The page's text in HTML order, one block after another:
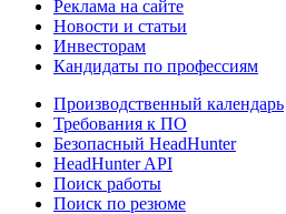
Реклама на сайте
Новости и статьи
Инвесторам
Кандидаты по профессиям
Производственный календарь
Требования к ПО
Безопасный HeadHunter
HeadHunter API
Поиск работы
Поиск по резюме